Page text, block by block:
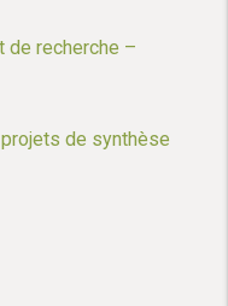
de recherche –
de synthèse